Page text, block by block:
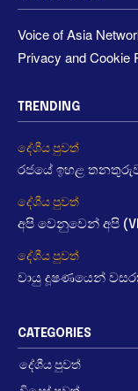
Voice of Asia
Privacy and Cookie
TRENDING
දේශීය පුවත්
රජයේ ඉහළ
දේශීය පුවත්
අපි වෙනුවෙන් අපි
දේශීය පුවත්
වායු දූෂණයෙන්
CATEGORIES
දේශීය පුවත්